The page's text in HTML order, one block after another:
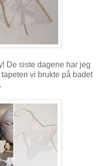
De siste dagene har jeg
vi brukte på badet